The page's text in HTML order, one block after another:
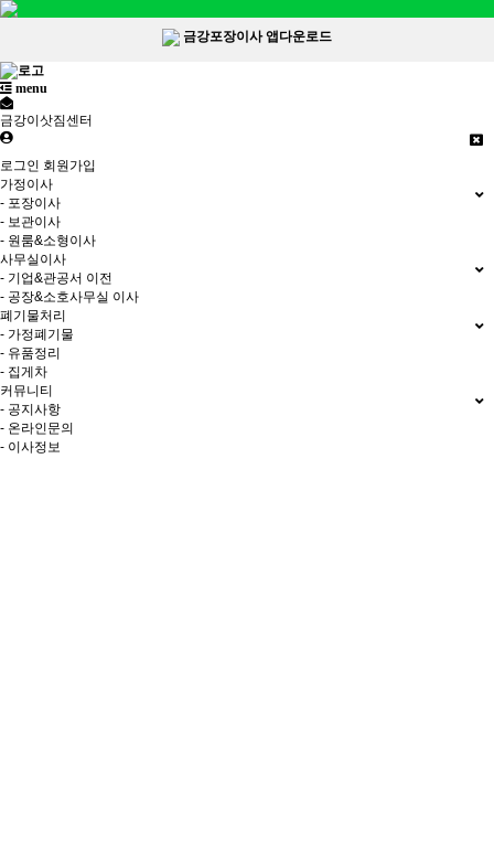
금강포장이사 앱다운로드
menu
금강이삿짐센터
로그인 회원가입
가정이사
- 포장이사
- 보관이사
- 원룸&소형이사
사무실이사
- 기업&관공서 이전
- 공장&소호사무실 이사
폐기물처리
- 가정폐기물
- 유품정리
- 집게차
커뮤니티
- 공지사항
- 온라인문의
- 이사정보